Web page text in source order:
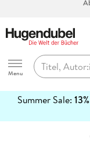
Hugendubel
Menu
Summer Sale:
erfahren